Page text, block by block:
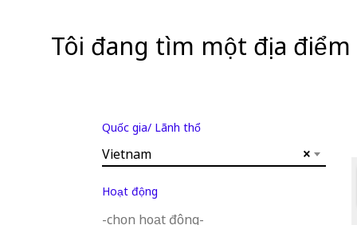
Tôi đang tìm một địa điểm
Quốc gia/ Lãnh thổ
×
Vietnam
Hoạt động